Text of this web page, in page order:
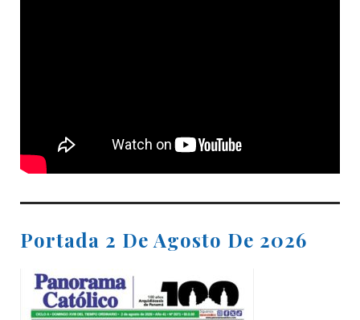
Portada 2 De Agosto De 2026